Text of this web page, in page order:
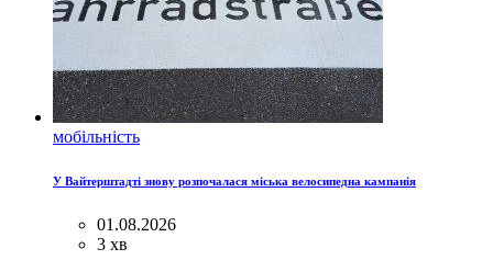
мобільність
У Вайтерштадті знову розпочалася міська велосипедна кампанія
01.08.2026
3 хв